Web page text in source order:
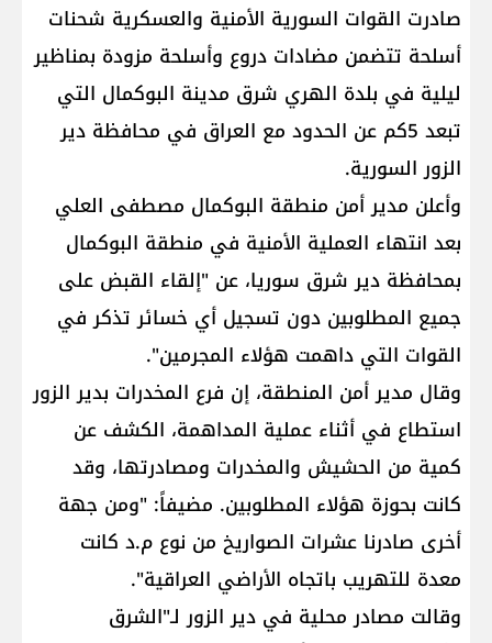
صادرت القوات السورية الأمنية والعسكرية شحنات
أسلحة تتضمن مضادات دروع وأسلحة مزودة بمناظير
ليلية في بلدة الهري شرق مدينة البوكمال التي
تبعد 5كم عن الحدود مع العراق في محافظة دير
الزور السورية.
وأعلن مدير أمن منطقة البوكمال مصطفى العلي
بعد انتهاء العملية الأمنية في منطقة البوكمال
بمحافظة دير شرق سوريا، عن "إلقاء القبض على
جميع المطلوبين دون تسجيل أي خسائر تذكر في
القوات التي داهمت هؤلاء المجرمين".
وقال مدير أمن المنطقة، إن فرع المخدرات بدير الزور
استطاع في أثناء عملية المداهمة، الكشف عن
كمية من الحشيش والمخدرات ومصادرتها، وقد
كانت بحوزة هؤلاء المطلوبين. مضيفاً: "ومن جهة
أخرى صادرنا عشرات الصواريخ من نوع م.د كانت
معدة للتهريب باتجاه الأراضي العراقية".
وقالت مصادر محلية في دير الزور لـ"الشرق